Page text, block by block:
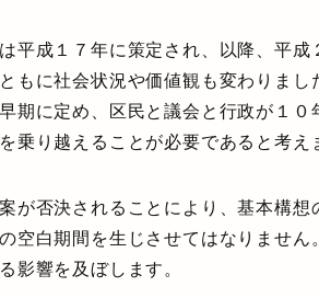
平成１７年に策定され、以降、平
もに社会状況や価値観も変わりま
期に定め、区民と議会と行政が１
乗り越えることが必要であると考え
が否決されることにより、基本構
空白期間を生じさせてはなりませ
影響を及ぼします。